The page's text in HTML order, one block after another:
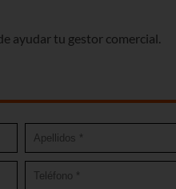
ayudar tu gestor comercial.